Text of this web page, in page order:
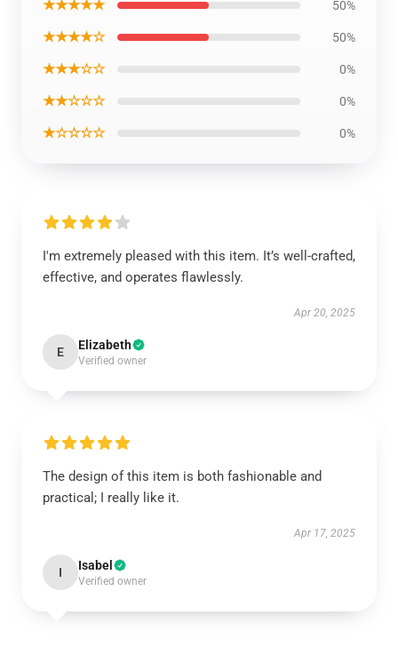
★★★★★ 50%
★★★★☆ 50%
★★★☆☆ 0%
★★☆☆☆ 0%
★☆☆☆☆ 0%
I'm extremely pleased with this item. It’s well-crafted,
effective, and operates flawlessly.
Apr 20, 2025
E Elizabeth
Verified owner
The design of this item is both fashionable and
practical; I really like it.
Apr 17, 2025
I Isabel
Verified owner